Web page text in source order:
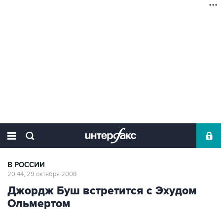
В РОССИИ
20:44, 29 октября 2008
Джордж Буш встретится с Эхудом
Ольмертом